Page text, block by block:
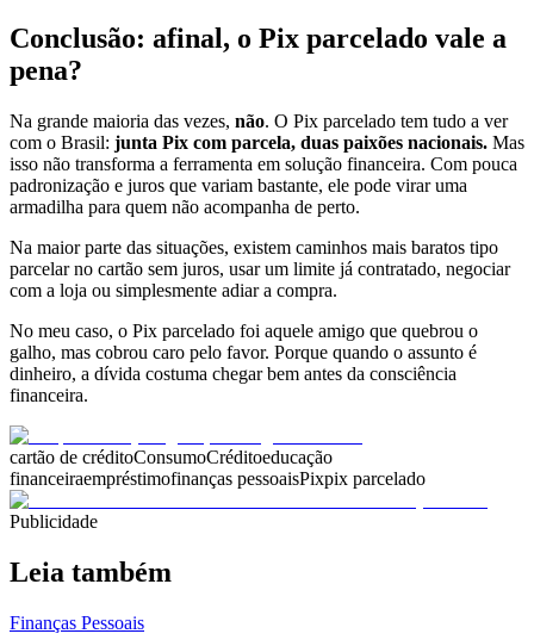
Conclusão: afinal, o Pix parcelado vale a
pena?
Na grande maioria das vezes, não. O Pix parcelado tem tudo a ver
com o Brasil: junta Pix com parcela, duas paixões nacionais. Mas
isso não transforma a ferramenta em solução financeira. Com pouca
padronização e juros que variam bastante, ele pode virar uma
armadilha para quem não acompanha de perto.
Na maior parte das situações, existem caminhos mais baratos tipo
parcelar no cartão sem juros, usar um limite já contratado, negociar
com a loja ou simplesmente adiar a compra.
No meu caso, o Pix parcelado foi aquele amigo que quebrou o
galho, mas cobrou caro pelo favor. Porque quando o assunto é
dinheiro, a dívida costuma chegar bem antes da consciência
financeira.
cartão de créditoConsumoCréditoeducação
financeiraempréstimofinanças pessoaisPixpix parcelado
Publicidade
Leia também
Finanças Pessoais